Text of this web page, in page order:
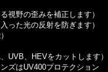
視野の歪みを補正します）
った光の反射を防ぎます）
UVB、HEVをカットします
ズはUV400プロテクション